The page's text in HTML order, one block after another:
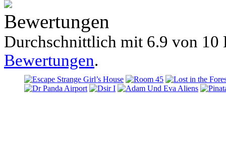
Bewertungen
Durchschnittlich mit 6.9 von 10
Bewertungen.